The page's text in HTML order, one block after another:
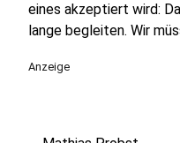
eines akzeptiert wird:
lange begleiten. Wir
Anzeige